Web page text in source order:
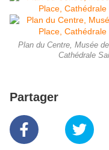
Plan du Centre, Musée
Cathédrale
Partager